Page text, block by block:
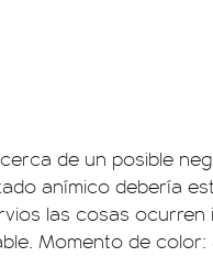
de un posible
anímico debería
las cosas ocurren
Momento de color: